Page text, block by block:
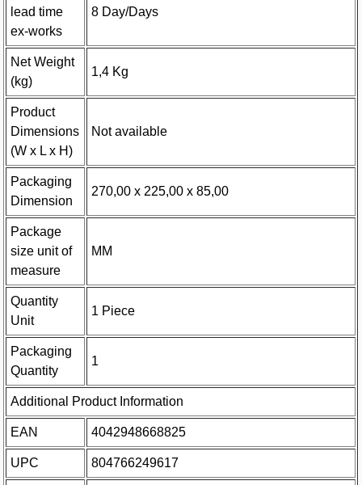
lead time
ex-works
8 Day/Days
Net Weight
(kg)
1,4 Kg
Product
Dimensions
(W x L x H)
Not available
Packaging
Dimension
270,00 x 225,00 x 85,00
Package
size unit of
measure
MM
Quantity
Unit
1 Piece
Packaging
Quantity
1
Additional Product Information
EAN 4042948668825
UPC 804766249617